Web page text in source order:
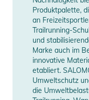
Kopfgrößen anpassen.
- Audio-kompatibel:
Ohrpolstern
bieten.
- Stylisches Design:
Designs, um den
Produktpalette,
an
Trailrunning-
und
Marke auch im
innovative
etabliert.
Umweltschutz
die